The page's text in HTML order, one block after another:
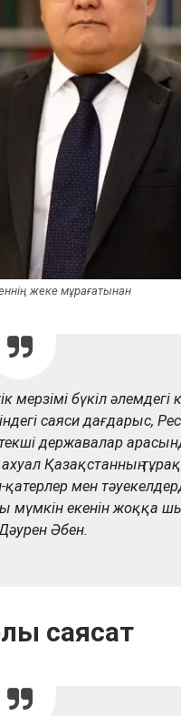
жеке мұрағатынан
бүкіл әлемдегі
саяси дағдарыс,
державалар
Қазақстанның
қатерлер мен
мүмкін екенін жоққа
Әбен.
саясат